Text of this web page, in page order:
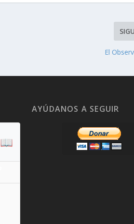
El
📖
AYÚDANOS A SEGUIR